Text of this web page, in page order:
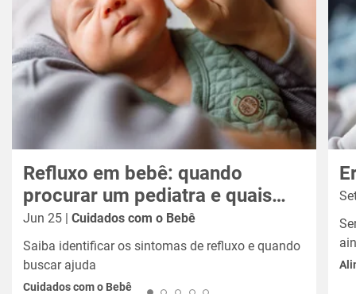
Refluxo em bebê: quando
procurar um pediatra e quais
exames são necessários?
Jun 25 | Cuidados com o Bebê
Saiba identificar os sintomas de refluxo e quando
buscar ajuda
Cuidados com o Bebê